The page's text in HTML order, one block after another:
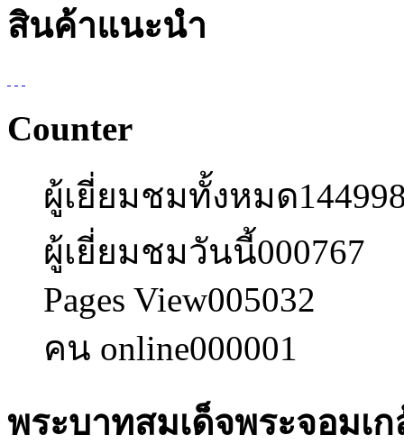
สินค้าแนะนำ
Counter
ผู้เยี่ยมชมทั้งหมด
ผู้เยี่ยมชมวันนี้000767
Pages View005032
คน online000001
พระบาทสมเด็จพระจอมเก